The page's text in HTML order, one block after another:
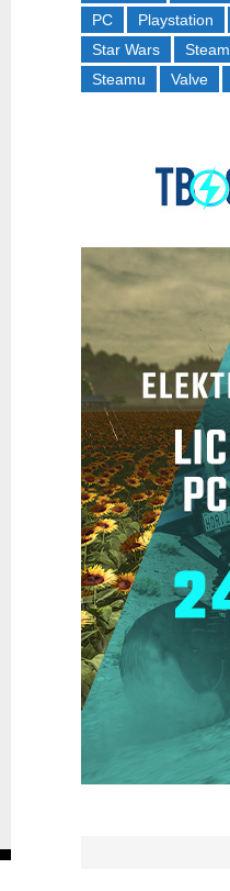
PC
Playstation
Star Wars
Steam
Steamu
Valve